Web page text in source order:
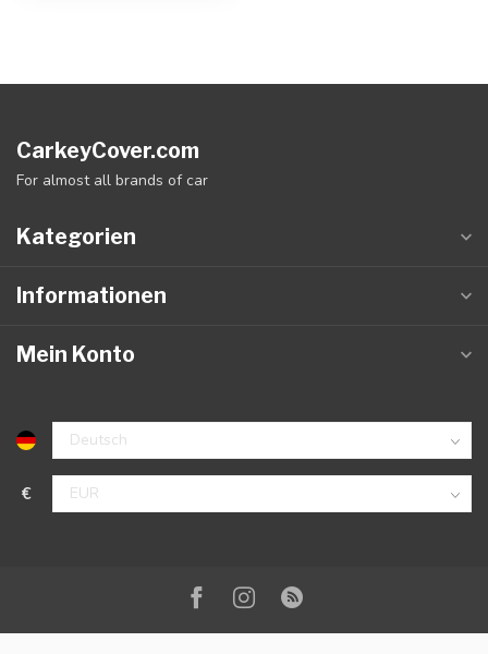
CarkeyCover.com
For almost all brands of car
Kategorien
Informationen
Mein Konto
€